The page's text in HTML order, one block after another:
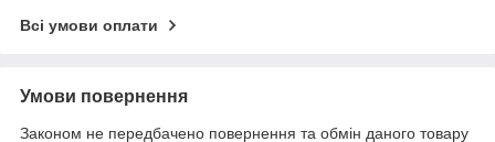
Всі умови оплати
Умови повернення
Законом не передбачено повернення та обмін даного товару